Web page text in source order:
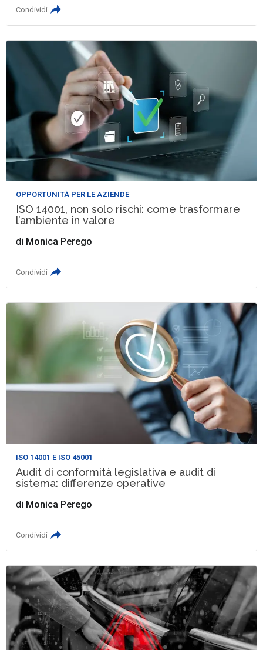
Condividi
OPPORTUNITÀ PER LE AZIENDE
ISO 14001, non solo rischi: come trasformare
l’ambiente in valore
di Monica Perego
Condividi
ISO 14001 E ISO 45001
Audit di conformità legislativa e audit di
sistema: differenze operative
di Monica Perego
Condividi